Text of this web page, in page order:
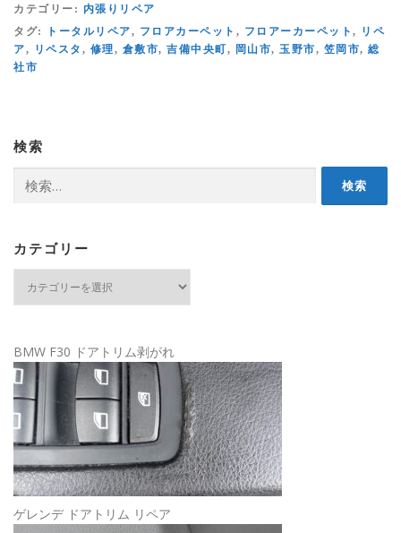
カテゴリー: 内張りリペア
タグ:
トータルリペア, フロアカーペット , フロアーカーペット , リペ
ア, リペスタ , 修理, 倉敷市, 吉備中央町, 岡山市, 玉野市, 笠岡市, 総
社市
検索
索:
カテゴリー
ー
BMW F30 ドアトリム剥がれ
ゲレンデ ドアトリム リペア